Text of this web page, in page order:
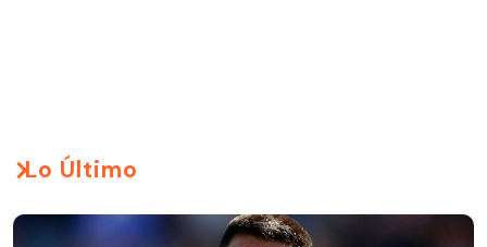
Lo Último